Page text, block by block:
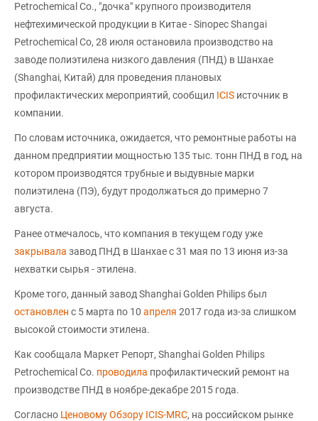
Petrochemical Co., "дочка" крупного производителя
нефтехимической продукции в Китае - Sinopec Shangai
Petrochemical Co, 28 июля остановила производство на
заводе полиэтилена низкого давления (ПНД) в Шанхае
(Shanghai, Китай) для проведения плановых
профилактических мероприятий, сообщил ICIS источник в
компании.
По словам источника, ожидается, что ремонтные работы на
данном предприятии мощностью 135 тыс. тонн ПНД в год, на
котором производятся трубные и выдувные марки
полиэтилена (ПЭ), будут продолжаться до примерно 7
августа.
Ранее отмечалось, что компания в текущем году уже
закрывала завод ПНД в Шанхае с 31 мая по 13 июня из-за
нехватки сырья - этилена.
Кроме того, данный завод Shanghai Golden Philips был
остановлен с 5 марта по 10 апреля 2017 года из-за слишком
высокой стоимости этилена.
Как сообщала Маркет Репорт, Shanghai Golden Philips
Petrochemical Co. проводила профилактический ремонт на
производстве ПНД в ноябре-декабре 2015 года.
Согласно Ценовому Обзору ICIS-MRC, на российском рынке